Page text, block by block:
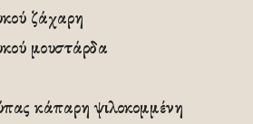
ζάχαρη
μουστάρδα
κάπαρη ψιλοκομμένη